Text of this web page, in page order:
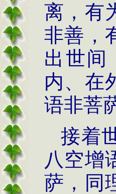
离，有
非善，
出世间
内、在
语非菩
接着
八空增
萨，同